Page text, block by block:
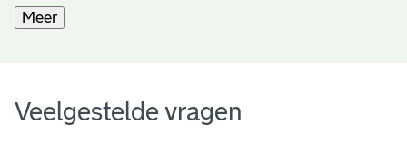
Meer
Veelgestelde vragen